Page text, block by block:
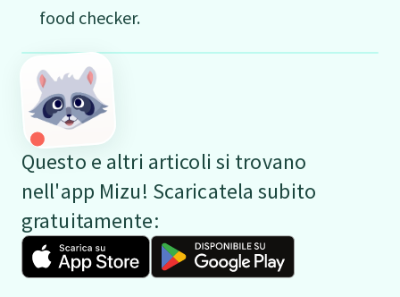
food checker.
Questo e altri articoli si trovano
nell'app Mizu! Scaricatela subito
gratuitamente: